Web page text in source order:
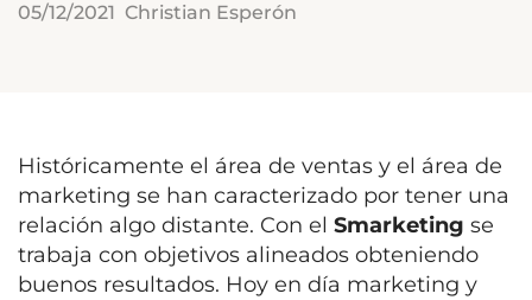
05/12/2021 Christian Esperón
Históricamente el área de ventas y el área de
marketing se han caracterizado por tener una
relación algo distante. Con el Smarketing se
trabaja con objetivos alineados obteniendo
buenos resultados. Hoy en día marketing y